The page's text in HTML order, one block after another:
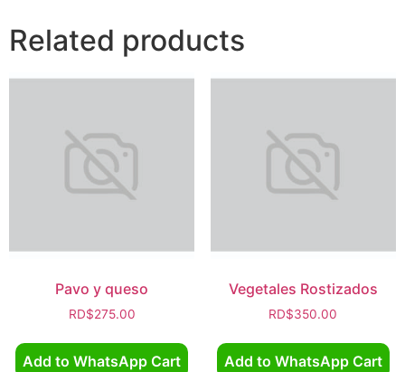
Related products
Pavo y queso
RD$275.00
Add to WhatsApp Cart
Vegetales Rostizados
RD$350.00
Add to WhatsApp Cart